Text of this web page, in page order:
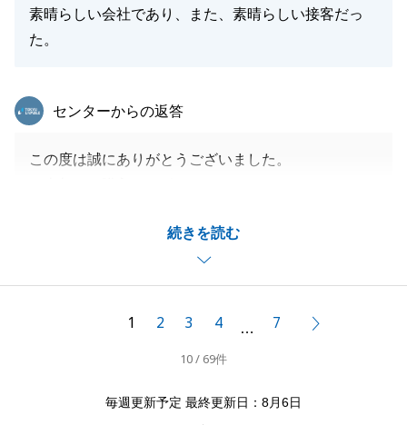
誠意サポートさせていただきます。
今後とも、どうぞよろしくお願い申し上げます。
閉じる
素晴らしい会社であり、また、素晴らしい接客だっ
た。
続きを読む
東急リバブル
センターからの返答
この度は誠にありがとうございました。
併せてお礼申し上げます。
今後も何かあればしっかりサポートさせていただきま
引き続き何卒よろしくお願いいたします。
1 2 3 4 … 7
10 / 69件
毎週更新予定 最終更新日：8月6日